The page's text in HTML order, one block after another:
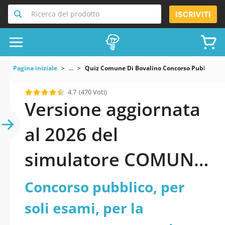
Ricerca del prodotto ISCRIVITI
Pagina iniziale ... Quiz Comune Di Bovalino Concorso Pubblico
4.7 (470 Voti)
Versione aggiornata
al 2026 del
simulatore COMUNE
DI BOVALINO:
Concorso pubblico,
Concorso pubblico, per
soli esami, per la